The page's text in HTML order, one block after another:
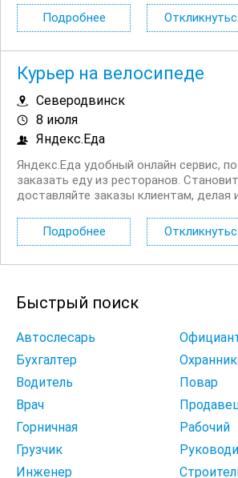
сотрудничающей с сервисом
Первая выплата поступает через две
Подробнее
Курьер на велосипеде
Северодвинск
8 июля
Яндекс.Еда
Яндекс.Еда удобный онлайн сервис,
заказать еду из ресторанов.
доставляйте заказы клиентам, делая
сотрудничающей с сервисом
Первая выплата поступает через две
Подробнее
Быстрый поиск
Автослесарь
Бухгалтер
Охранник
Водитель
Повар
Врач
Горничная
Рабочий
Грузчик
Инженер